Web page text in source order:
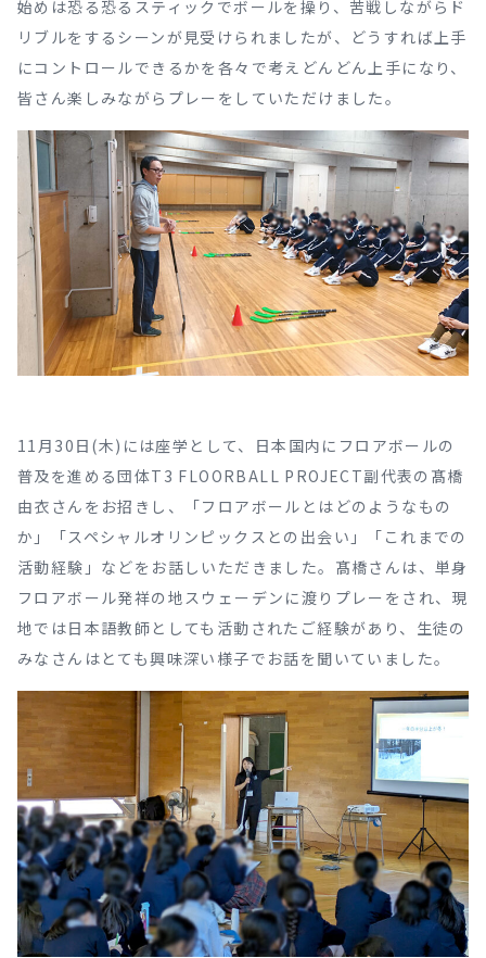
始めは恐る恐るスティックでボールを操り、苦戦しながらド
リブルをするシーンが見受けられましたが、どうすれば上手
にコントロールできるかを各々で考えどんどん上手になり、
皆さん楽しみながらプレーをしていただけました。
11月30日(木)には座学として、日本国内にフロアボールの
普及を進める団体T3 FLOORBALL PROJECT副代表の髙橋
由衣さんをお招きし、「フロアボールとはどのようなもの
か」「スペシャルオリンピックスとの出会い」「これまでの
活動経験」などをお話しいただきました。髙橋さんは、単身
フロアボール発祥の地スウェーデンに渡りプレーをされ、現
地では日本語教師としても活動されたご経験があり、生徒の
みなさんはとても興味深い様子でお話を聞いていました。